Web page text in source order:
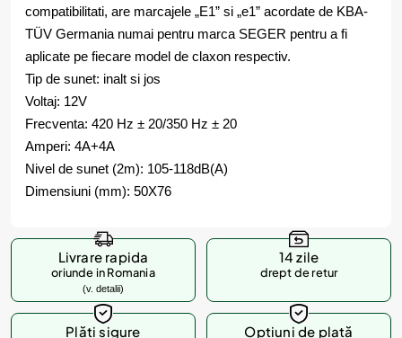
compatibilitati, are marcajele „E1” si „e1” acordate de KBA-
TÜV Germania numai pentru marca SEGER pentru a fi
aplicate pe fiecare model de claxon respectiv.
Tip de sunet: inalt si jos
Voltaj: 12V
Frecventa: 420 Hz ± 20/350 Hz ± 20
Amperi: 4A+4A
Nivel de sunet (2m): 105-118dB(A)
Dimensiuni (mm): 50X76
Livrare rapida
oriunde in Romania
(v. detalii)
14 zile
drept de retur
Plăți sigure
Opțiuni de plată